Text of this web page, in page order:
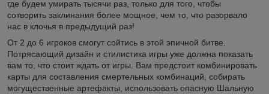
где будем умирать тысячи раз, только для того, чтобы
сотворить заклинания более мощное, чем то, что разорвало
нас в клочья в предыдущий раз!
От 2 до 6 игроков смогут сойтись в этой эпичной битве.
Потрясающий дизайн и стилистика игры уже должна показать
вам то, что стоит ждать от игры. Вам предстоит комбинировать
карты для составления смертельных комбинаций, собирать
могущественные артефакты, использовать опасную Шальную